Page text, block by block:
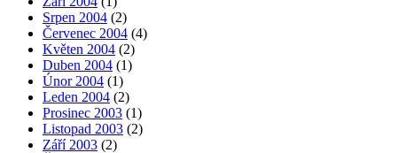
Srpen 2004 (2)
Červenec 2004 (4)
Květen 2004 (2)
Duben 2004 (1)
Únor 2004 (1)
Leden 2004 (2)
Prosinec 2003 (1)
Listopad 2003 (2)
Září 2003 (2)